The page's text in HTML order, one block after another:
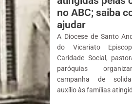
no ABC; saiba
ajudar
A Diocese de Santo
do Vicariato
Caridade Social,
paróquias
campanha de
auxílio às famílias